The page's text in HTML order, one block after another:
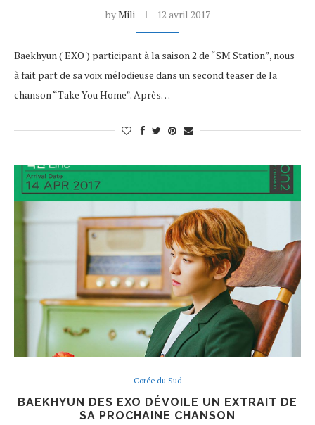
byMili 12 avril 2017
Baekhyun ( EXO ) participant à la saison 2 de “SM Station”, nous
à fait part de sa voix mélodieuse dans un second teaser de la
chanson “Take You Home”. Après…
Corée du Sud
BAEKHYUN DES EXO DÉVOILE UN EXTRAIT DE
SA PROCHAINE CHANSON